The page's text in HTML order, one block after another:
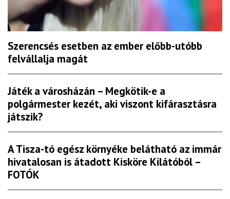
Szerencsés esetben az ember előbb-utóbb
felvállalja magát
Játék a városházán – Megkötik-e a
polgármester kezét, aki viszont kifárasztásra
játszik?
A Tisza-tó egész környéke belátható az immár
hivatalosan is átadott Kisköre Kilátóból –
FOTÓK